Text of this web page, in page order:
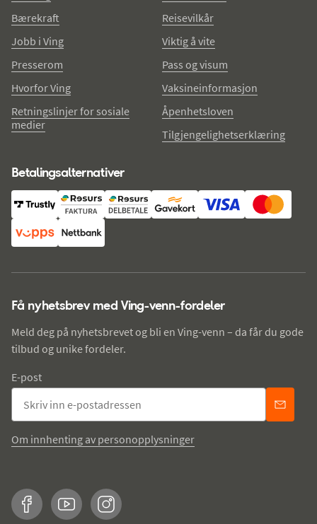
Bærekraft
Jobb i Ving
Presserom
Hvorfor Ving
Retningslinjer for sosiale
medier
Reisevilkår
Viktig å vite
Pass og visum
Vaksineinformasjon
Åpenhetsloven
Tilgjengelighetserklæring
Betalingsalternativer
Få nyhetsbrev med Ving-venn-fordeler
Meld deg på nyhetsbrevet og bli en Ving-venn – da får du gode
tilbud og unike fordeler.
E-post
Om innhenting av personopplysninger
FacebookYouTubeInstagram